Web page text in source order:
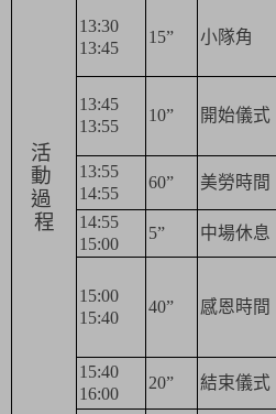
活
動
過
程
13:30
13:45
15” 小隊角
13:45
13:55
10” 開始儀式
13:55
14:55
60” 美勞時間
14:55
15:00
5” 中場休息
15:00
15:40
40” 感恩時間
15:40
16:00
20” 結束儀式